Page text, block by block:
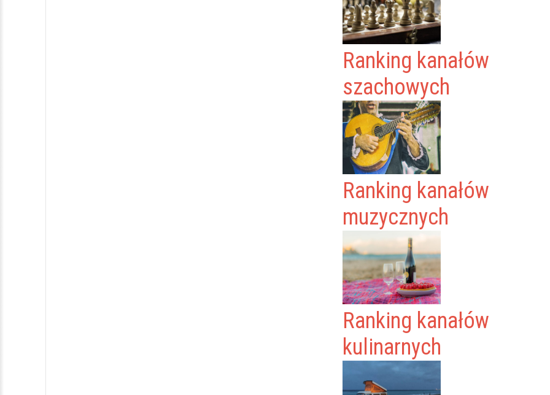
Ranking kanałów
szachowych
Ranking kanałów
muzycznych
Ranking kanałów
kulinarnych